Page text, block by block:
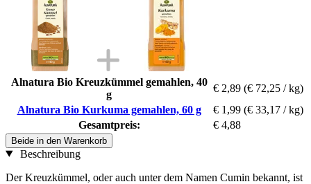
Alnatura Bio Kreuzkümmel gemahlen, 40
g
€ 2,89 (€ 72,25 / kg)
Alnatura Bio Kurkuma gemahlen, 60 g
€ 1,99 (€ 33,17 / kg)
Gesamtpreis:
€ 4,88
Beide in den Warenkorb
Beschreibung
Der Kreuzkümmel, oder auch unter dem Namen Cumin bekannt, ist